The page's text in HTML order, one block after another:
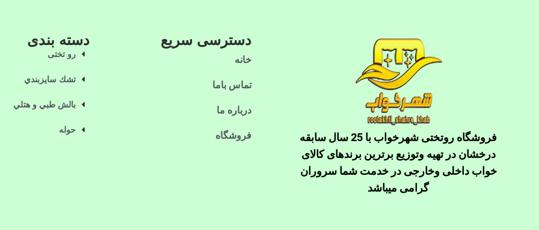
فروشگاه روتختی شهرخواب با 25 سال سابقه
درخشان در تهیه وتوزیع برترین برندهای کالای
خواب داخلی وخارجی در خدمت شما سروران
گرامی میباشد
دسترسی سریع
خانه
تماس باما
درباره ما
فروشگاه
دسته بندی
رو تختی
تشك سايزبندي
بالش طبي و هتلي
حوله